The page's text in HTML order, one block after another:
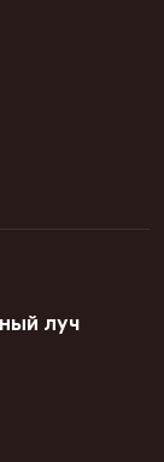
луч